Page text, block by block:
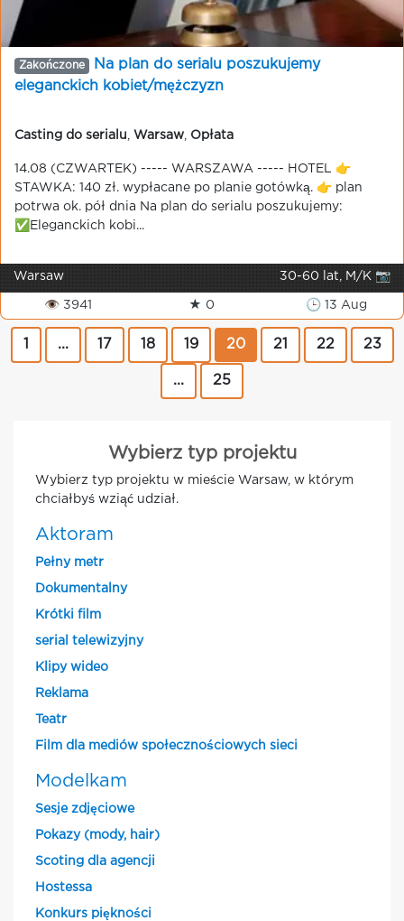
Zakończone
Na plan do serialu poszukujemy
еleganckich kobiet/mężczyzn
Casting do serialu Warsaw Opłata
14.08 (CZWARTEK) ----- WARSZAWA ----- HOTEL 👉
STAWKA: 140 zł. wypłacane po planie gotówką. 👉 plan
potrwa ok. pół dnia Na plan do serialu poszukujemy:
✅Eleganckich kobi...
Warsaw 30-60 lat, M/K 📷
👁 3941 ★ 0 🕒 13 Aug
... 17 18 19 20 21 22 23
... 25
Wybierz typ projektu
Wybierz typ projektu w mieście Warsaw, w którym
chciałbyś wziąć udział.
Aktoram
Pełny metr
Dokumentalny
Krótki film
serial telewizyjny
Klipy wideo
Reklama
Teatr
Film dla mediów społecznościowych sieci
Modelkam
Sesje zdjęciowe
Pokazy (mody, hair)
Scoting dla agencji
Hostessa
Konkurs piękności